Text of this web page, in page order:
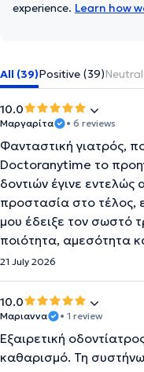
experience. Learn how
All (39)Positive (39)
10.0
Μαργαρίτα • 6 reviews
Φανταστική γιατρός,
Doctoranytime το
δοντιών έγινε
προστασία στο τέλος,
μου έδειξε τον σωστό
ποιότητα, αμεσότητα
21 July 2026
10.0
Μαριαννα • 1 review
Εξαιρετική
καθαρισμό. Τη